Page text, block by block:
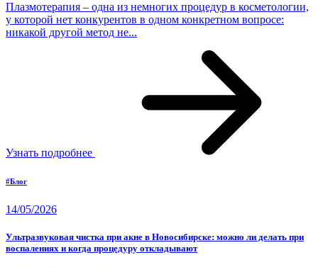
Плазмотерапия – одна из немногих процедур в косметологии,
у которой нет конкурентов в одном конкретном вопросе:
никакой другой метод не...
Узнать подробнее
#Блог
14/05/2026
Ультразвуковая чистка при акне в Новосибирске: можно ли делать при
воспалениях и когда процедуру откладывают